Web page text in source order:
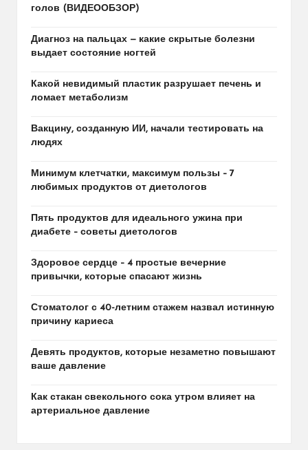
голов (ВИДЕООБЗОР)
Диагноз на пальцах — какие скрытые болезни
выдает состояние ногтей
Какой невидимый пластик разрушает печень и
ломает метаболизм
Вакцину, созданную ИИ, начали тестировать на
людях
Минимум клетчатки, максимум пользы – 7
любимых продуктов от диетологов
Пять продуктов для идеального ужина при
диабете – советы диетологов
Здоровое сердце – 4 простые вечерние
привычки, которые спасают жизнь
Стоматолог с 40-летним стажем назвал истинную
причину кариеса
Девять продуктов, которые незаметно повышают
ваше давление
Как стакан свекольного сока утром влияет на
артериальное давление